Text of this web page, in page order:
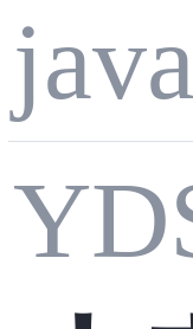
循
java